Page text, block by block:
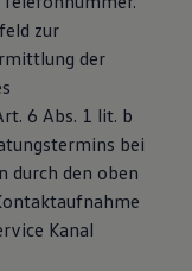
zur
der
6 Abs. 1 lit. b
bei
durch den oben
Kanal